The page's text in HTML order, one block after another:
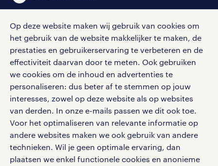
Op deze website maken wij gebruik van cookies om
het gebruik van de website makkelijker te maken, de
prestaties en gebruikerservaring te verbeteren en de
effectiviteit daarvan door te meten. Ook gebruiken
we cookies om de inhoud en advertenties te
personaliseren: dus beter af te stemmen op jouw
interesses, zowel op deze website als op websites
van derden. In onze e-mails passen we dit ook toe.
Voor het optimaliseren van relevante informatie op
andere websites maken we ook gebruik van andere
technieken. Wil je geen optimale ervaring, dan
plaatsen we enkel functionele cookies en anonieme
social media
Volg ons voor de leukste content omtrent
vacatures, solliciteren en inspiratie.
werken bij randstad
gebruikersvoorwaarden
privacystatement